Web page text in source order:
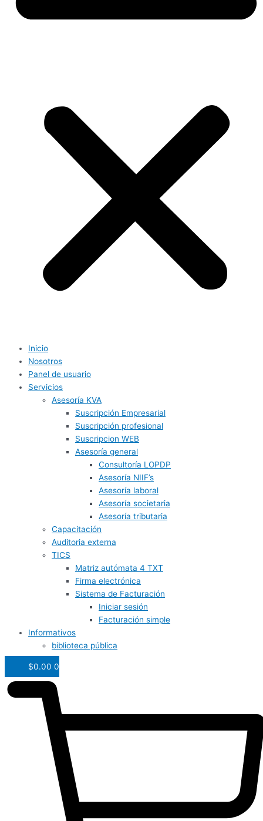
Inicio
Nosotros
Panel de usuario
Servicios
Asesoría KVA
Suscripción Empresarial
Suscripción profesional
Suscripcion WEB
Asesoría general
Consultoría LOPDP
Asesoría NIIF’s
Asesoría laboral
Asesoría societaria
Asesoría tributaria
Capacitación
Auditoria externa
TICS
Matriz autómata 4 TXT
Firma electrónica
Sistema de Facturación
Iniciar sesión
Facturación simple
Informativos
biblioteca pública
$0.00 0